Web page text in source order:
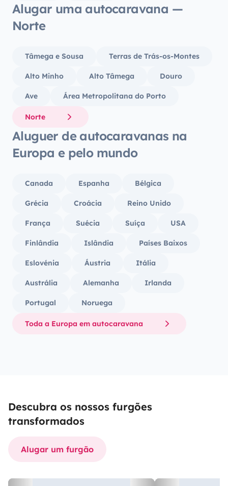
Alugar uma autocaravana —
Norte
Tâmega e Sousa Terras de Trás-os-Montes
Alto Minho Alto Tâmega Douro
Ave Área Metropolitana do Porto
Norte
Aluguer de autocaravanas na
Europa e pelo mundo
Canada Espanha Bélgica
Grécia Croácia Reino Unido
França Suécia Suíça USA
Finlândia Islândia Países Baixos
Eslovénia Áustria Itália
Austrália Alemanha Irlanda
Portugal Noruega
Toda a Europa em autocaravana
Descubra os nossos furgões
transformados
Alugar um furgão